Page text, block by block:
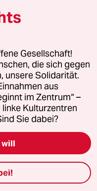
Gesellschaft!
die sich gegen
unsere Solidarität.
aus
im Zentrum“ –
Kulturzentren
Sie dabei?